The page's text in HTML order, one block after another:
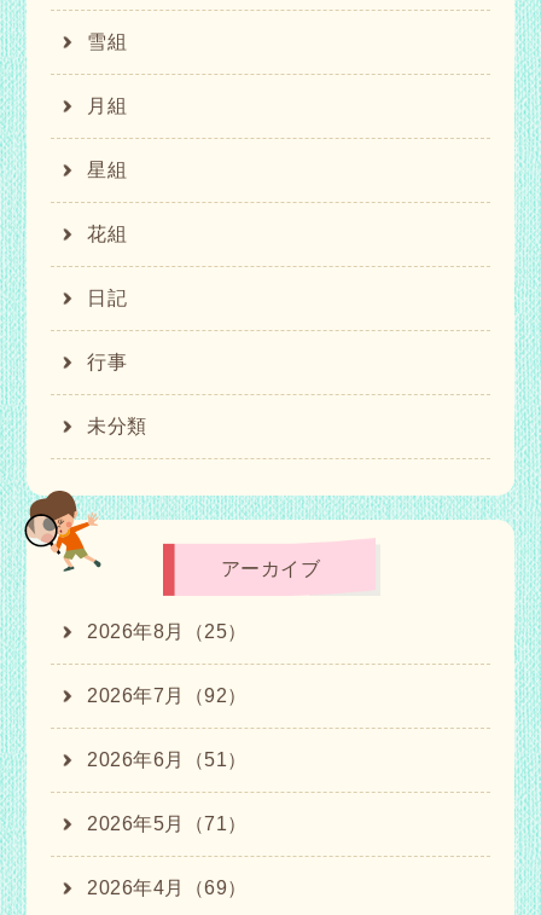
雪組
月組
星組
花組
日記
行事
未分類
アーカイブ
2026年8月（25）
2026年7月（92）
2026年6月（51）
2026年5月（71）
2026年4月（69）